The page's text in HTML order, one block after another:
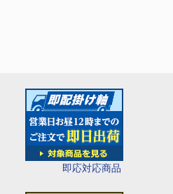
即応対応商品